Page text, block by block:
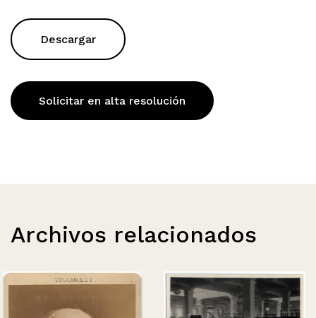
Descargar
Solicitar en alta resolución
Archivos relacionados